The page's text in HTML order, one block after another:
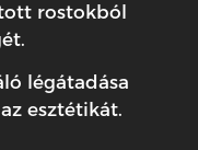
rostokból
légátadása
esztétikát.